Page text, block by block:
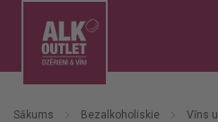
Sākums Bezalkoholiskie
Vīns